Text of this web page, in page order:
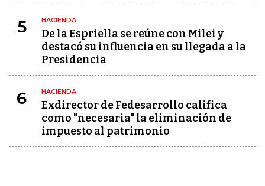
5 HACIENDA
De la Espriella se reúne con Milei y
destacó su influencia en su llegada a la
Presidencia
6 HACIENDA
Exdirector de Fedesarrollo califica
como "necesaria" la eliminación de
impuesto al patrimonio